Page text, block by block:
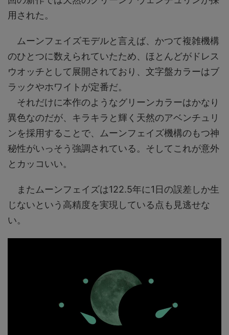
用された。
ムーンフェイズモデルと言えば、かつて複雑機構
のひとつに数えられていたため、ほとんどがドレス
ウオッチとして展開されており、文字盤カラーはブ
ラックやホワイトが定番だ。
それだけに本作のようなグリーンカラーはかなり
異色なのだが、キラキラと輝く天然のアベンチュリ
ンを採用することで、ムーンフェイズ機構のもつ神
秘性がいっそう強調されている。そしてこれが意外
とカッコいい。
またムーンフェイズは122.5年に1日の誤差しか生
じないという高精度を実現している点も見逃せな
い。